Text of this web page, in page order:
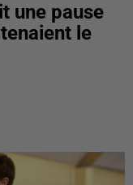
une pause
le